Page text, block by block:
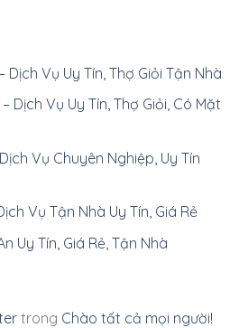
Dịch Vụ Uy Tín, Thợ Giỏi Tận Nhà
Dịch Vụ Uy Tín, Thợ Giỏi, Có Mặt
Vụ Chuyên Nghiệp, Uy Tín
Vụ Tận Nhà Uy Tín, Giá Rẻ
Uy Tín, Giá Rẻ, Tận Nhà
trong Chào tất cả mọi người!